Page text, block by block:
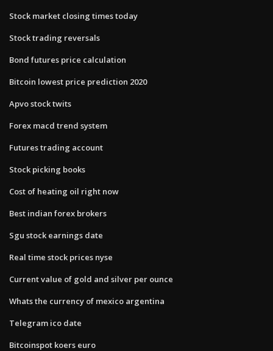
Stock market closing times today
Stock trading reversals
Bond futures price calculation
Bitcoin lowest price prediction 2020
Apvo stock twits
Forex macd trend system
Futures trading account
Stock picking books
Cost of heating oil right now
Best indian forex brokers
Sgu stock earnings date
Real time stock prices nyse
Current value of gold and silver per ounce
Whats the currency of mexico argentina
Telegram ico date
Bitcoinspot koers euro